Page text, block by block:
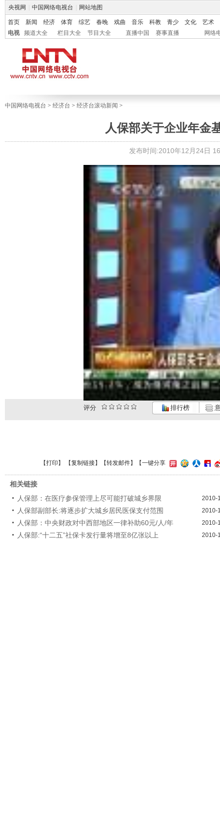
央视网 中国网络电视台 网站地图
首页 新闻 经济 体育 综艺 春晚 戏曲 音乐 科教 青少 文化
艺术
电视
频道大全 栏目大全 节目大全 直播中国 赛事直播 网络
中国网络电视台 > 经济台 > 经济台滚动新闻 >
人保部关于企业年金
发布时间:2010年12月24日
评分 排行榜
【打印 】 【复制链接】【转发邮件】 【一键分享
相关链接
人保部：在医疗参保管理上尽可能打破城乡界限
2010-
人保部副部长:将逐步扩大城乡居民医保支付范围 2010-
人保部：中央财政对中西部地区一律补助60元/人/年 2010-
人保部:“十二五”社保卡发行量将增至8亿张以上 2010-